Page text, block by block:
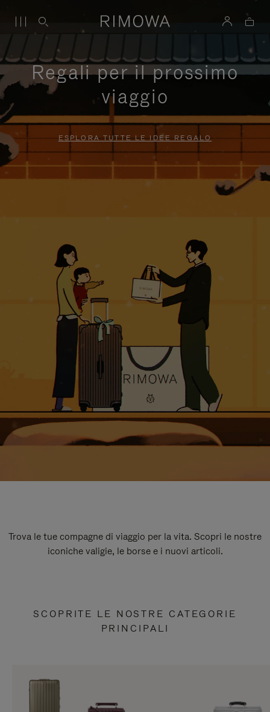
Regali per il prossimo
viaggio
ESPLORA TUTTE LE IDEE REGALO
Trova le tue compagne di viaggio per la vita. Scopri le nostre
iconiche valigie, le borse e i nuovi articoli.
SCOPRITE LE NOSTRE CATEGORIE
PRINCIPALI